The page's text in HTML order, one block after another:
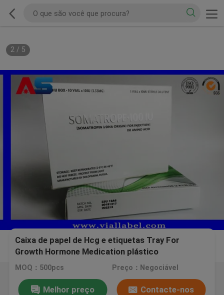
2/ 5
Caixa de papel de Hcg e etiquetas Tray For
Growth Hormone Medication plástico
MOQ：500pcs Preço：Negociável
Melhor preço Contacte-nos